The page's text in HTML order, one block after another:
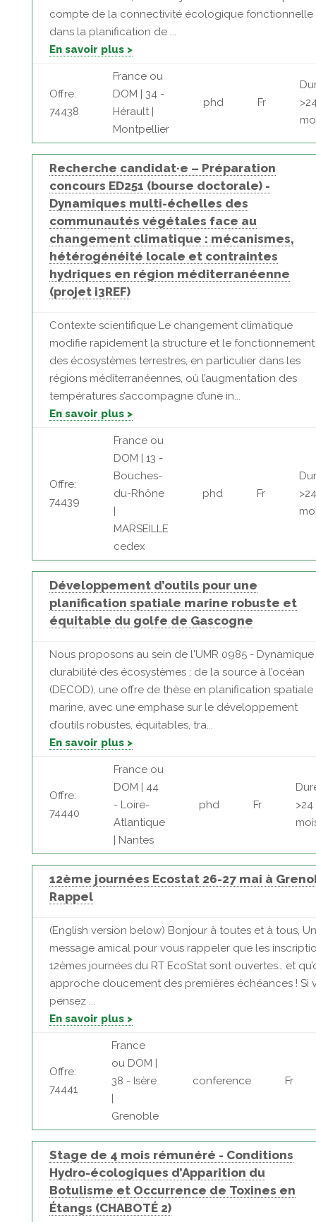
compte de la connectivité écologique fonctionnelle
dans la planification de ...
En savoir plus >
Offre:
74438
France ou
DOM | 34 -
Hérault |
Montpellier
phd Fr
Recherche candidat·e – Préparation
concours ED251 (bourse doctorale) -
Dynamiques multi-échelles des
communautés végétales face au
changement climatique : mécanismes,
hétérogénéité locale et contraintes
hydriques en région méditerranéenne
(projet i3REF)
Contexte scientifique Le changement climatique
modifie rapidement la structure et le fonctionnement
des écosystèmes terrestres, en particulier dans les
régions méditerranéennes, où l’augmentation des
températures s’accompagne d’une in...
En savoir plus >
Offre:
74439
France ou
DOM | 13 -
Bouches-
du-Rhône
|
MARSEILLE
cedex
phd Fr
>24
Développement d’outils pour une
planification spatiale marine robuste et
équitable du golfe de Gascogne
Nous proposons au sein de l'UMR 0985 -
durabilité des écosystèmes : de la source à l’océan
(DECOD), une offre de thèse en planification spatiale
marine, avec une emphase sur le développement
d’outils robustes, équitables, tra...
En savoir plus >
Offre:
74440
France ou
DOM | 44
- Loire-
Atlantique
| Nantes
phd Fr
>24
12ème journées Ecostat 26-27 mai à
Rappel
(English version below) Bonjour à toutes et à tous,
message amical pour vous rappeler que les
12èmes journées du RT EcoStat sont ouvertes… et
approche doucement des premières échéances ! Si
pensez ...
En savoir plus >
Offre:
74441
France
ou DOM |
38 - Isère
|
Grenoble
conference Fr
Stage de 4 mois rémunéré - Conditions
Hydro-écologiques d’Apparition du
Botulisme et Occurrence de Toxines en
Étangs (CHABOTÉ 2)